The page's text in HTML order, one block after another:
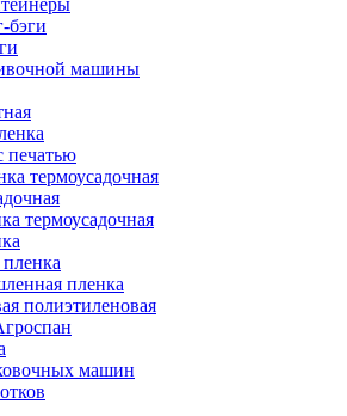
бэги
машины
печатью
термоусадочная
термоусадочная
пленка
полиэтиленовая
машин